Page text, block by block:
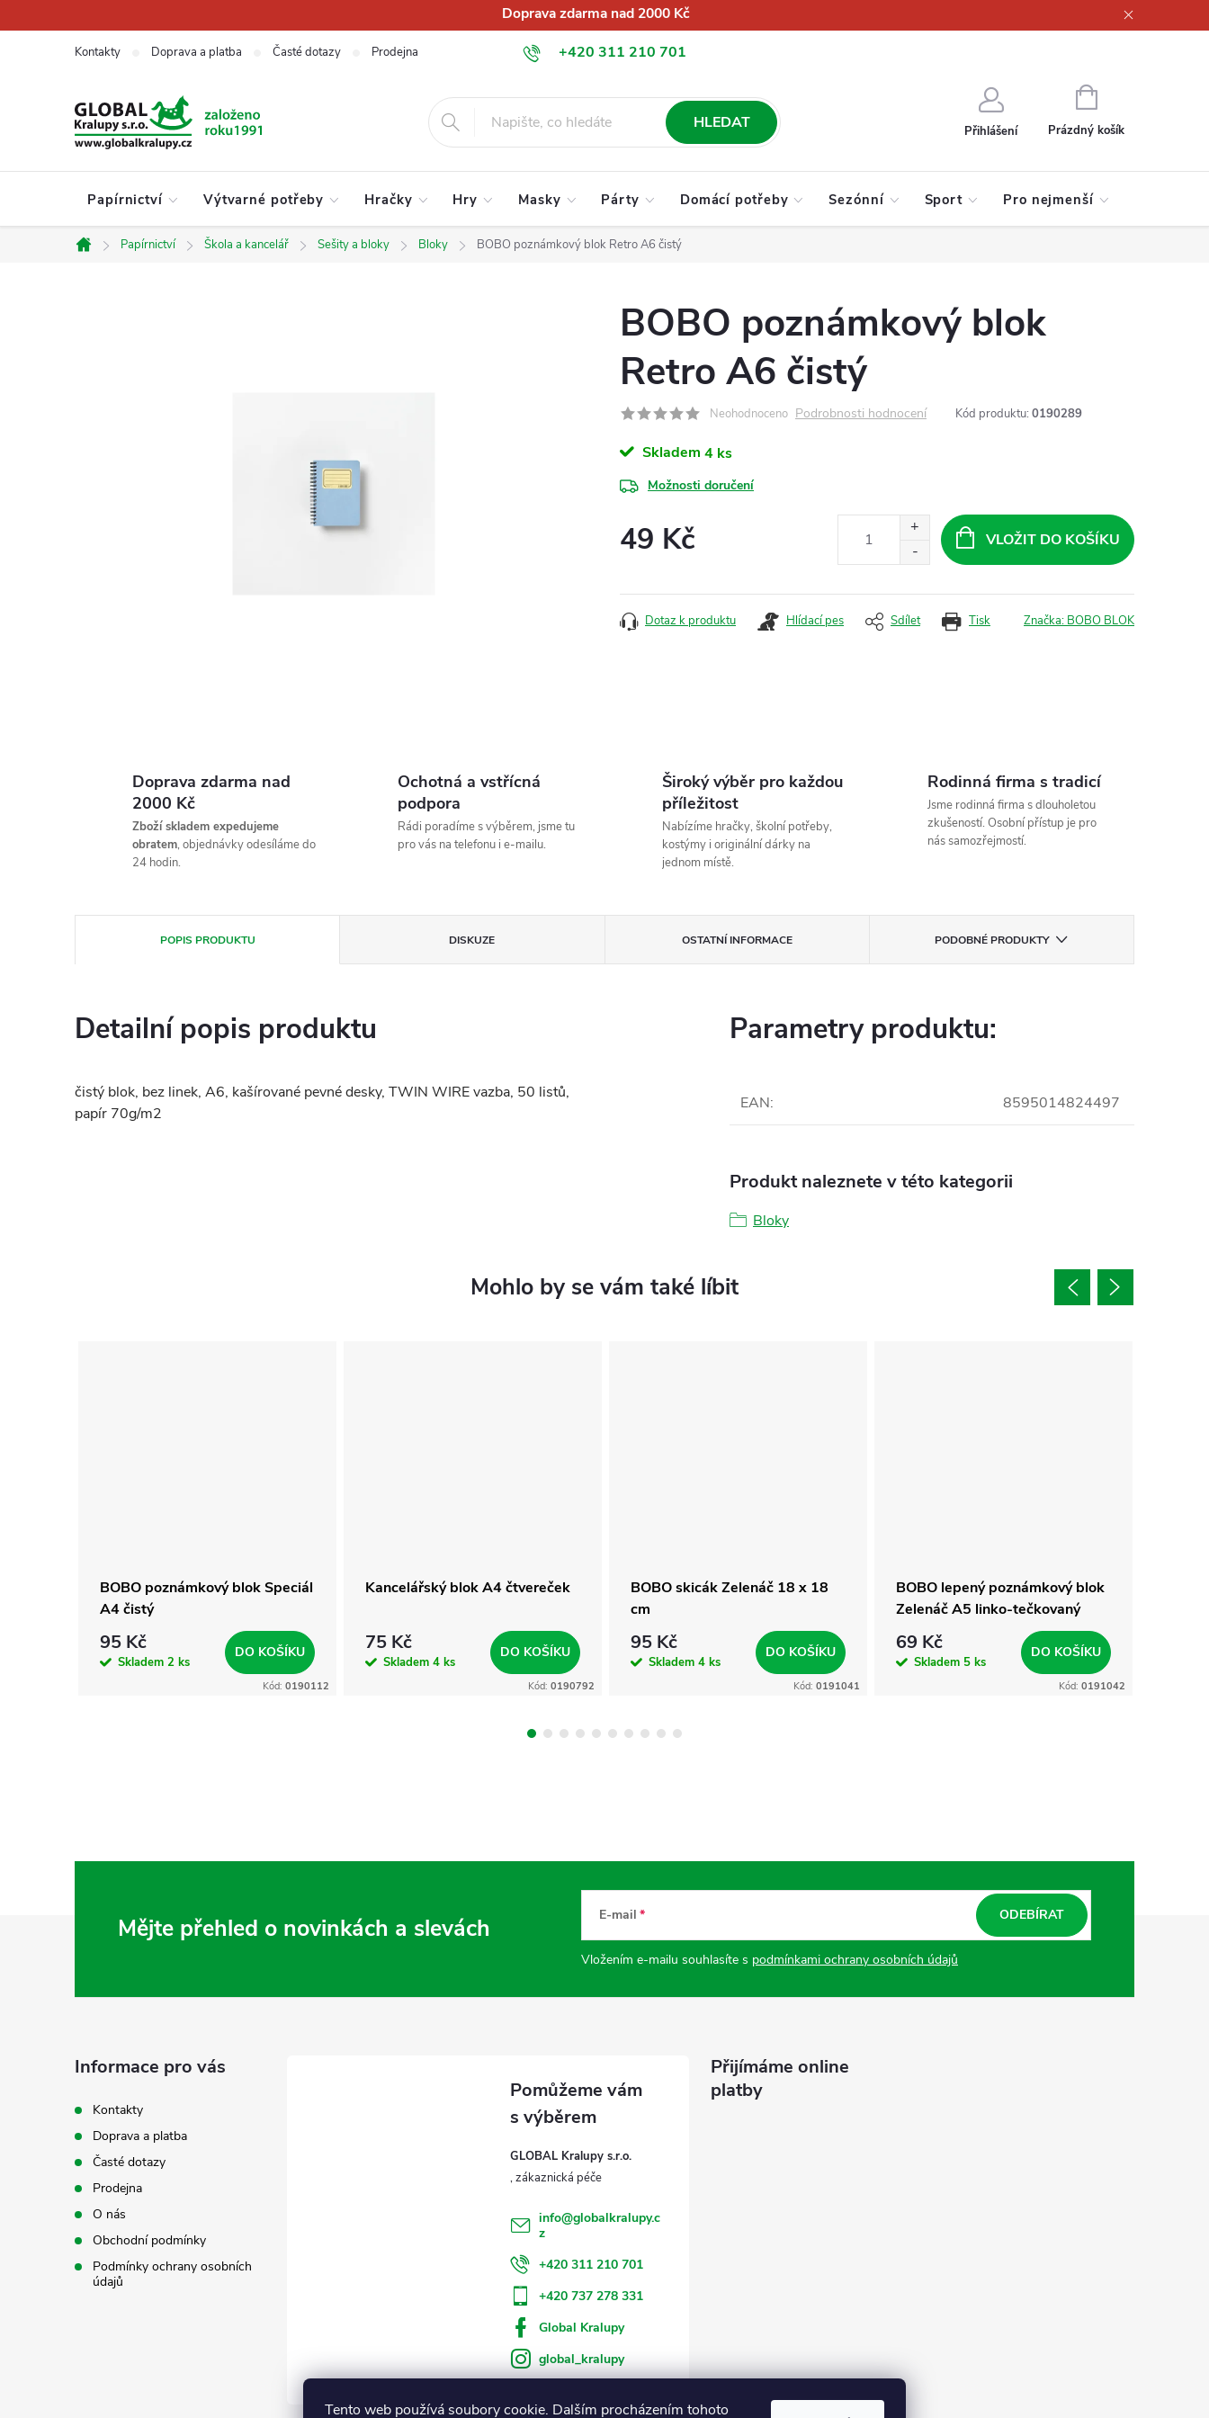
Tento web používá soubory cookie. Dalším procházením tohoto
na
Doprava zdarma nad 2000 Kč
+420 311 210 701
info@globalkralupy.cz
Kontakty Doprava a platba Časté dotazy Prodejna Obchodní podmínky Podmínky ochrany osobních údajů
HLEDAT Přihlášení
NÁKUPNÍ
KOŠÍK
Prázdný košík
Papírnictví Výtvarné potřeby Hračky Hry Masky Párty Domácí potřeby Sezónní Sport Pro nejmenší
Domů
Papírnictví Škola a kancelář Sešity a bloky Bloky BOBO poznámkový blok Retro A6 čistý
BOBO poznámkový blok
Retro A6 čistý
Neohodnoceno Podrobnosti hodnocení Kód produktu: 0190289
Skladem 4 ks
Možnosti doručení
49 Kč VLOŽIT DO KOŠÍKU
Tisk
Dotaz k produktu Hlídací pes Sdílet Značka: BOBO BLOK
Doprava zdarma nad
2000 Kč
Zboží skladem expedujeme
obratem, objednávky odesíláme do
24 hodin.
Ochotná a vstřícná
podpora
Rádi poradíme s výběrem, jsme tu
pro vás na telefonu i e-mailu.
Široký výběr pro každou
příležitost
Nabízíme hračky, školní potřeby,
kostýmy i originální dárky na
jednom místě.
Rodinná firma s tradicí
Jsme rodinná firma s dlouholetou
zkušeností. Osobní přístup je pro
nás samozřejmostí.
POPIS PRODUKTU DISKUZE OSTATNÍ INFORMACE PODOBNÉ PRODUKTY
Detailní popis produktu
čistý blok, bez linek, A6, kašírované pevné desky, TWIN WIRE vazba, 50 listů,
papír 70g/m2
Parametry produktu:
EAN: 8595014824497
Produkt naleznete v této kategorii
Bloky
BOBO poznámkový blok Speciál
A4 čistý
95 Kč
Skladem 2 ks
DO KOŠÍKU
Kód: 0190112
Kancelářský blok A4 čtvereček
75 Kč
Skladem 4 ks
DO KOŠÍKU
Kód: 0190792
BOBO skicák Zelenáč 18 x 18
cm
95 Kč
Skladem 4 ks
DO KOŠÍKU
Kód: 0191041
BOBO lepený poznámkový blok
Zelenáč A5 linko-tečkovaný
69 Kč
Skladem 5 ks
DO KOŠÍKU
Kód: 0191042
Mějte přehled o novinkách a slevách E-mail
Vložením e-mailu souhlasíte s podmínkami ochrany osobních údajů
ODEBÍRAT
Informace pro vás
Kontakty
Doprava a platba
Časté dotazy
Prodejna
O nás
Obchodní podmínky
Podmínky ochrany osobních
údajů
GLOBAL Kralupy s.r.o.
info@globalkralupy.c
z
+420 311 210 701
+420 737 278 331
Global Kralupy
global_kralupy
Přijímáme online
platby